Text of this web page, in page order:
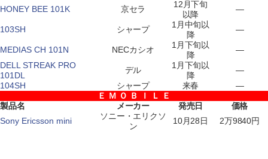
HONEY BEE 101K 京セラ
12月下旬
以降
―
103SH シャープ
1月中旬以
降
―
MEDIAS CH 101N NECカシオ
1月下旬以
降
―
DELL STREAK PRO
101DL
デル
1月下旬以
降
―
104SH
シャープ 来春
―
Ｅ Ｍ Ｏ Ｂ Ｉ Ｌ Ｅ
製品名
メーカー 発売日
価格
Sony Ericsson mini
ソニー・エリクソ
ン
10月28日 2万9840円